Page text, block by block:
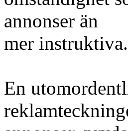
annonser än
mer instruktiva.
En